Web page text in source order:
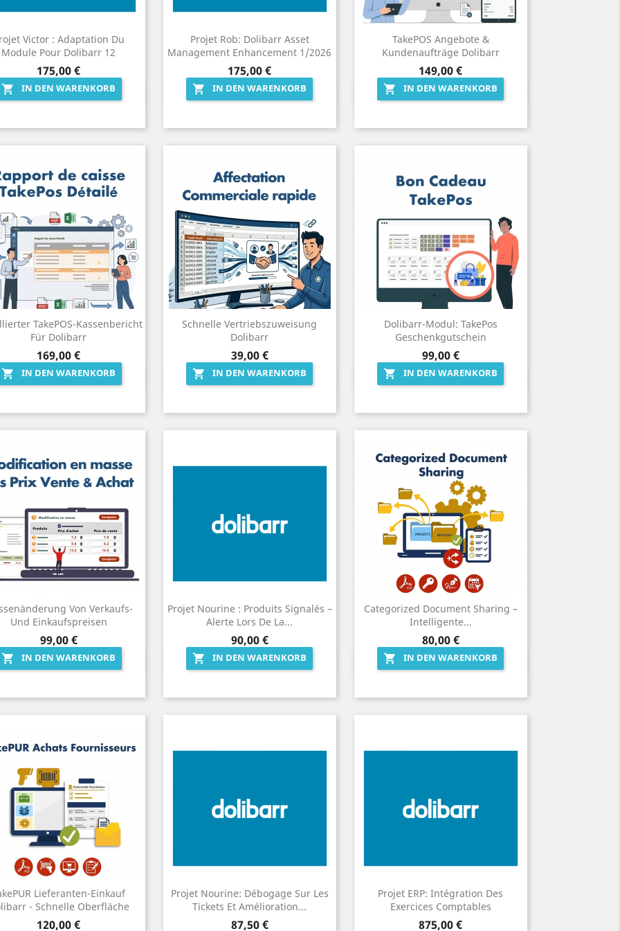
(19)
Victor : Adaptation Du
Module Pour Dolibarr 12
Preis
175,00 €
 IN DEN WARENKORB
Vorschau
Projet Rob: Dolibarr Asset
Management Enhancement 1/2026
Preis
175,00 €
 IN DEN WARENKORB
Vorschau
TakePOS Angebote &
Kundenaufträge Dolibarr
Preis
149,00 €
 IN DEN WARENKORB
Vorschau
TakePOS-Kassenbericht
Für Dolibarr
Preis
169,00 €
 IN DEN WARENKORB
Vorschau
Schnelle Vertriebszuweisung
Dolibarr
Preis
39,00 €
 IN DEN WARENKORB
Vorschau
Dolibarr-Modul: TakePos
Geschenkgutschein
Preis
99,00 €
 IN DEN WARENKORB
Vorschau
Von Verkaufs-
Und Einkaufspreisen
Preis
99,00 €
 IN DEN WARENKORB
Vorschau
Projet Nourine : Produits Signalés –
Alerte Lors De La...
Preis
90,00 €
 IN DEN WARENKORB
Vorschau
Categorized Document Sharing –
Intelligente...
Preis
80,00 €
 IN DEN WARENKORB
Vorschau
Lieferanten-Einkauf
- Schnelle Oberfläche
Preis
120,00 €
Projet Nourine: Débogage Sur Les
Tickets Et Amélioration...
Preis
87,50 €
Projet ERP: Intégration Des
Exercices Comptables
Preis
875,00 €